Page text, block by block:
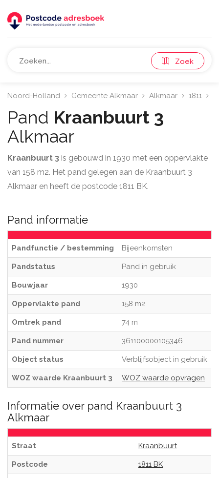
Zoek
Noord-Holland Gemeente Alkmaar Alkmaar 1811
Pand Kraanbuurt 3
Alkmaar
Kraanbuurt 3 is gebouwd in 1930 met een oppervlakte
van 158 m2. Het pand gelegen aan de Kraanbuurt 3
Alkmaar en heeft de postcode 1811 BK.
Pand informatie
Pandfunctie / bestemming Bijeenkomsten
Pandstatus Pand in gebruik
Bouwjaar 1930
Oppervlakte pand 158 m2
Omtrek pand 74 m
Pand nummer 361100000105346
Object status Verblijfsobject in gebruik
WOZ waarde Kraanbuurt 3 WOZ waarde opvragen
Informatie over pand Kraanbuurt 3
Alkmaar
Straat Kraanbuurt
Postcode 1811 BK